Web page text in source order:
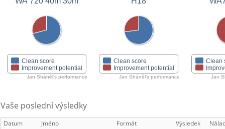
Clean score
Improvement potential
Jan Sháněl's performance
Clean score
Improvement potential
Jan Sháněl's performance
Clean
Jan
Vaše poslední výsledky
Datum Jméno Formát Výsledek